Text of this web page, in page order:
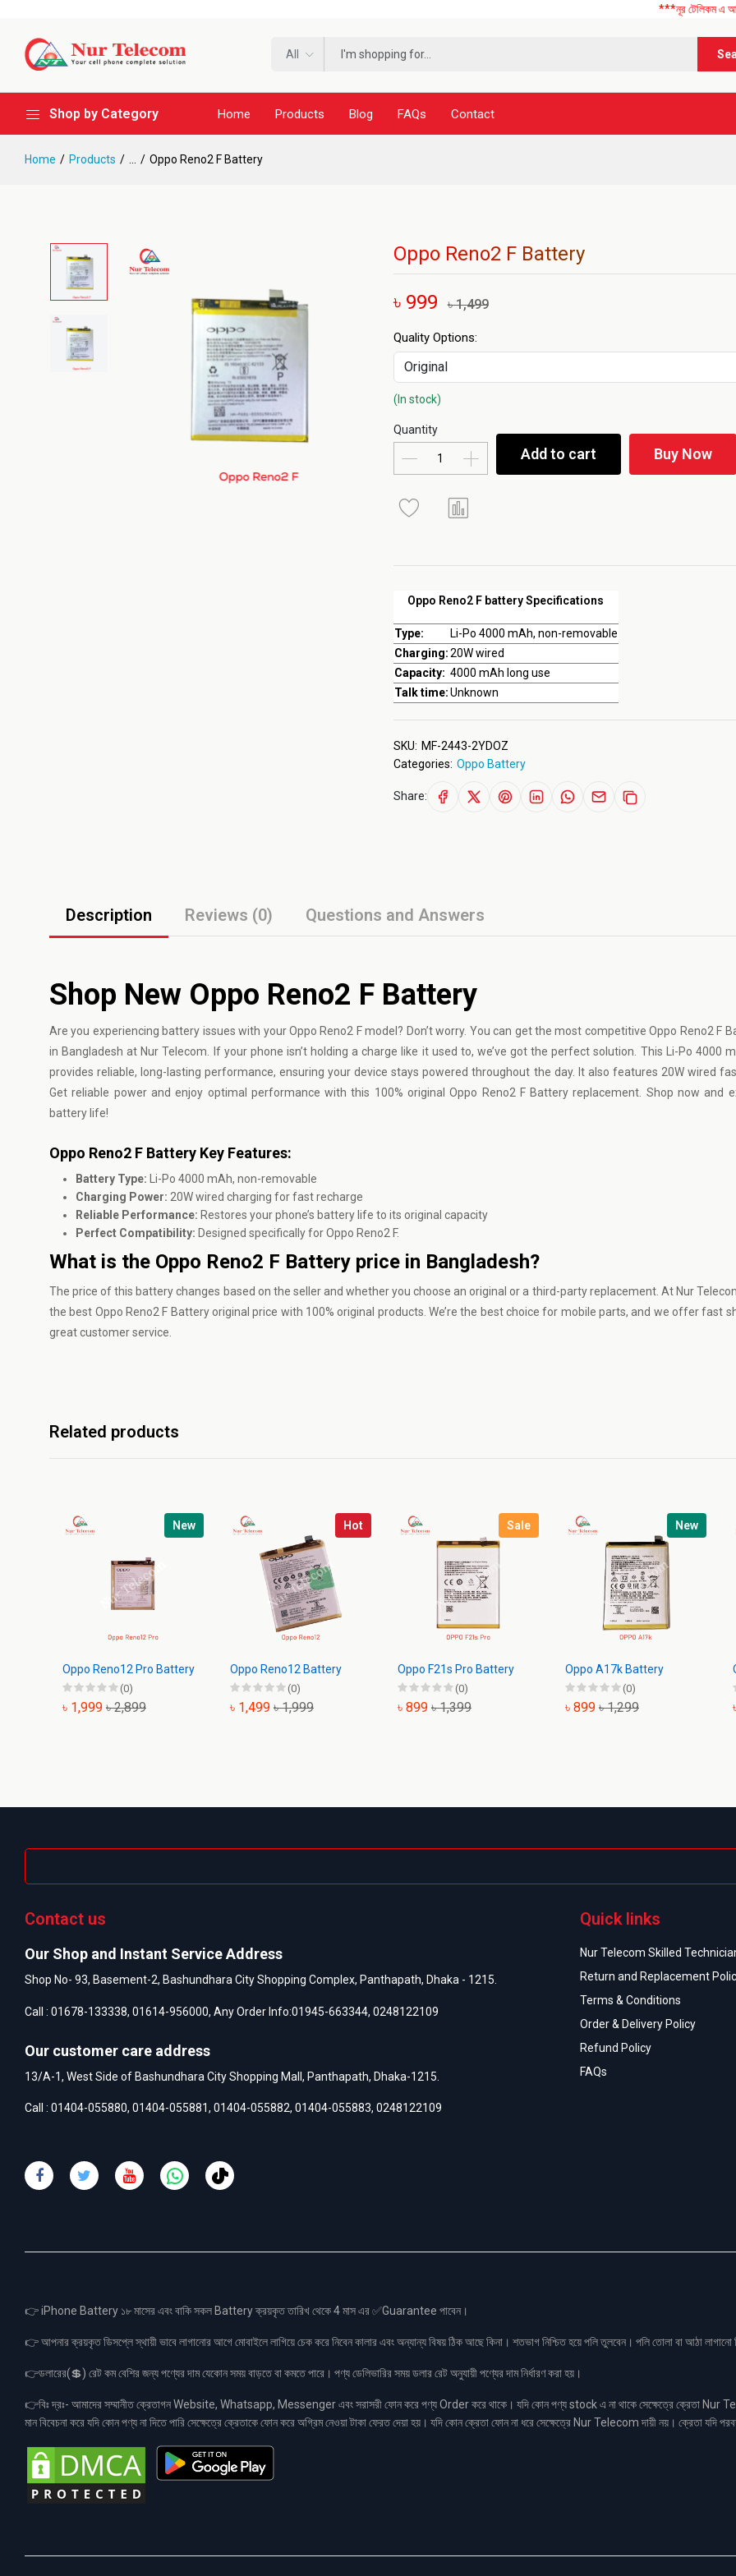
***নূর টেলিকম এ আপনাকে
All
Shop by Category Home Products Blog FAQs Contact
Home Products Oppo Reno2 F Battery
Oppo Reno2 F Battery
৳ 999 ৳ 1,499
Oppo Reno2 F battery Specifications
Type:
Li-Po 4000 mAh, non-removable
Charging:20W wired
Capacity: 4000 mAh long use
Talk time:Unknown
Quality Options:
(In stock)
Quantity
Add to cart Buy Now
SKU: MF-2443-2YDOZ
Categories: Oppo Battery
Share:
Description Reviews (0) Questions and Answers
Shop New Oppo Reno2 F Battery
Are you experiencing battery issues with yourOppo Reno2 F model? Don’t worry. You can get the most competitive Oppo Reno2 F
in Bangladesh at Nur Telecom. If your phone isn’t holding a charge like it used to, we’ve got the perfect solution. This Li-Po 4000
provides reliable, long-lasting performance, ensuring your device stays powered throughout the day. It also features 20W wired
Get reliable power and enjoy optimal performance with this 100% original Oppo Reno2 F Battery replacement. Shop now and
battery life!
Oppo Reno2 F Battery Key Features:
Battery Type: Li-Po 4000 mAh, non-removable
Charging Power: 20W wired charging for fast recharge
Reliable Performance: Restores your phone’s battery life to its original capacity
Perfect Compatibility: Designed specifically for Oppo Reno2 F.
What is the Oppo Reno2 F Battery price in Bangladesh?
The price of this battery changes based on the seller and whether you choose an original or a third-party replacement. At Nur
the best Oppo Reno2 F Battery original price with 100% original products. We’re the best choice for mobile parts, and we offer fast
great customer service.
Related products
New
Oppo Reno12 Pro Battery
(0)
৳ 1,999 ৳ 2,899
Hot
Oppo Reno12 Battery
(0)
৳ 1,499 ৳ 1,999
Sale
Oppo F21s Pro Battery
(0)
৳ 899 ৳ 1,399
New
Oppo A17k Battery
(0)
৳ 899 ৳ 1,299
Contact us
Our Shop and Instant Service Address
Shop No- 93, Basement-2, Bashundhara City Shopping Complex, Panthapath, Dhaka - 1215.
Call : 01678-133338, 01614-956000, Any Order Info:01945-663344, 0248122109
Our customer care address
13/A-1, West Side of Bashundhara City Shopping Mall, Panthapath, Dhaka-1215.
Call : 01404-055880, 01404-055881, 01404-055882, 01404-055883, 0248122109
Quick links
Nur Telecom Skilled
Return and Replacement
Terms & Conditions
Order & Delivery Policy
Refund Policy
FAQs
👉 iPhone Battery ১৮ মাসের এবং বাকি সকল Battery ক্রয়কৃত তারিখ থেকে 4 মাস এর ✅Guarantee পাবেন।
👉 আপনার ক্রয়কৃত ডিসপ্লে স্থায়ী ভাবে লাগানোর আগে মোবাইলে লাগিয়ে চেক করে নিবেন কালার এবং অন্যান্য বিষয় ঠিক আছে কিনা। শতভাগ নিশ্চিত হয়ে পলি তুলবেন। পলি তোলা বা আঠা
👉ডলারের(💲) রেট কম বেশির জন্য পণ্যের দাম যেকোন সময় বাড়তে বা কমতে পারে। পণ্য ডেলিভারির সময় ডলার রেট অনুযায়ী পণ্যের দাম নির্ধারণ করা হয়।
👉বিঃ দ্রঃ- আমাদের সম্মানীত ক্রেতাগন Website, Whatsapp, Messenger এবং সরাসরী ফোন করে পণ্য Order করে থাকে। যদি কোন পণ্য stock এ না থাকে সেক্ষেত্রে ক্রেতা Nur
মান বিবেচনা করে যদি কোন পণ্য না দিতে পারি সেক্ষেত্রে ক্রেতাকে ফোন করে অগ্রিম নেওয়া টাকা ফেরত দেয়া হয়। যদি কোন ক্রেতা ফোন না ধরে সেক্ষেত্রে Nur Telecom দায়ী নয়। ক্রেতা যদি